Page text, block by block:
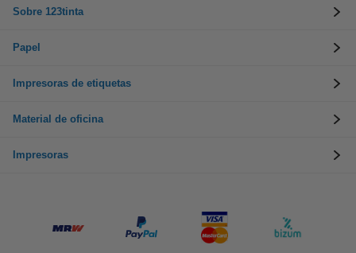
Sobre 123tinta
Papel
Impresoras de etiquetas
Material de oficina
Impresoras